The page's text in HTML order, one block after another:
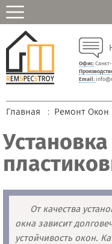
Офис:Санкт-
Email:
Главная Ремонт Окон
От качества
окна зависит
устойчивость окон.